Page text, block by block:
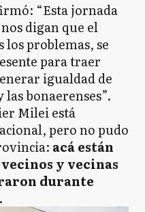
“Esta jornada
digan que el
los problemas, se
para traer
igualdad de
bonaerenses”.
Milei está
pero no pudo
acá están
y vecinas
durante